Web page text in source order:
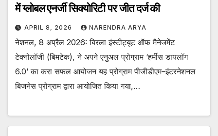
में ग्लोबल एनर्जी सिक्योरिटी पर जीत दर्ज की
APRIL 8, 2026 NARENDRA ARYA
नेशनल, 8 अप्रैल 2026: बिरला इंस्टीट्यूट ऑफ मैनेजमेंट
टेक्नोलॉजी (बिमटेक), ने अपने एनुअल प्रोग्राम ‘हर्मीस डायलॉग
6.0’ का करा सफल आयोजन यह प्रोग्राम पीजीडीएम–इंटरनेशनल
बिजनेस प्रोग्राम द्वारा आयोजित किया गया,…